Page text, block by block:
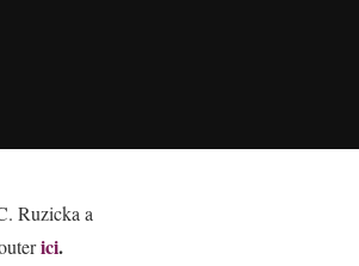
Ruzicka a
ici.